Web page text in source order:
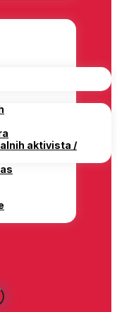
aktivista /